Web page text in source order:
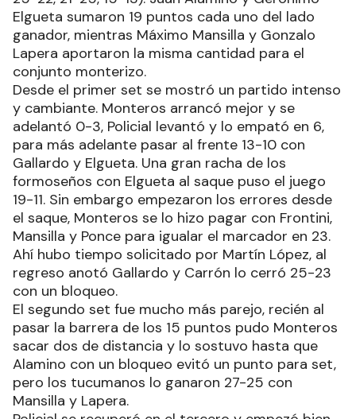
Elgueta sumaron 19 puntos cada uno del lado
ganador, mientras Máximo Mansilla y Gonzalo
Lapera aportaron la misma cantidad para el
conjunto monterizo.
Desde el primer set se mostró un partido intenso
y cambiante. Monteros arrancó mejor y se
adelantó 0-3, Policial levantó y lo empató en 6,
para más adelante pasar al frente 13-10 con
Gallardo y Elgueta. Una gran racha de los
formoseños con Elgueta al saque puso el juego
19-11. Sin embargo empezaron los errores desde
el saque, Monteros se lo hizo pagar con Frontini,
Mansilla y Ponce para igualar el marcador en 23.
Ahí hubo tiempo solicitado por Martín López, al
regreso anotó Gallardo y Carrón lo cerró 25-23
con un bloqueo.
El segundo set fue mucho más parejo, recién al
pasar la barrera de los 15 puntos pudo Monteros
sacar dos de distancia y lo sostuvo hasta que
Alamino con un bloqueo evitó un punto para set,
pero los tucumanos lo ganaron 27-25 con
Mansilla y Lapera.